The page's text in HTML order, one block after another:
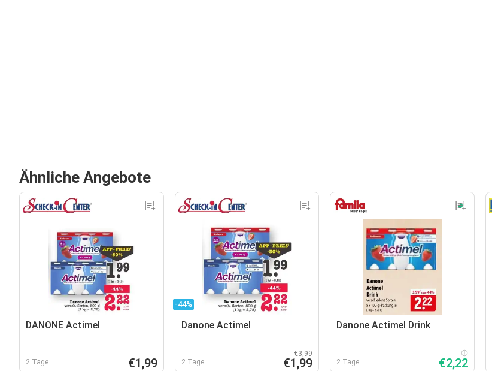
Ähnliche Angebote
DANONE Actimel
2 Tage €1,99
-44%
Danone Actimel
2 Tage
€3,99
€1,99
Danone Actimel Drink
2 Tage €2,22